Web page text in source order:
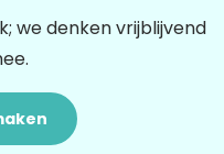
we denken vrijblijvend